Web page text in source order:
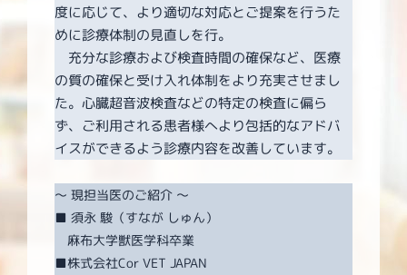
度に応じて、より適切な対応とご提案を行うた
めに診療体制の見直しを行。
充分な診療および検査時間の確保など、医療
の質の確保と受け入れ体制をより充実させまし
た。心臓超音波検査などの特定の検査に偏ら
ず、ご利用される患者様へより包括的なアドバ
イスができるよう診療内容を改善しています。
～ 現担当医のご紹介 ～
■ 須永 駿（すなが しゅん）
麻布大学獣医学科卒業
■株式会社Cor VET JAPAN